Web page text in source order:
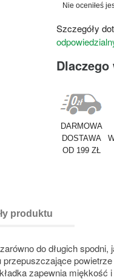
Nie oceniłeś
Szczegóły
DARMOWA
DOSTAWA
OD 199 ZŁ
produktu
do długich
zapewnia